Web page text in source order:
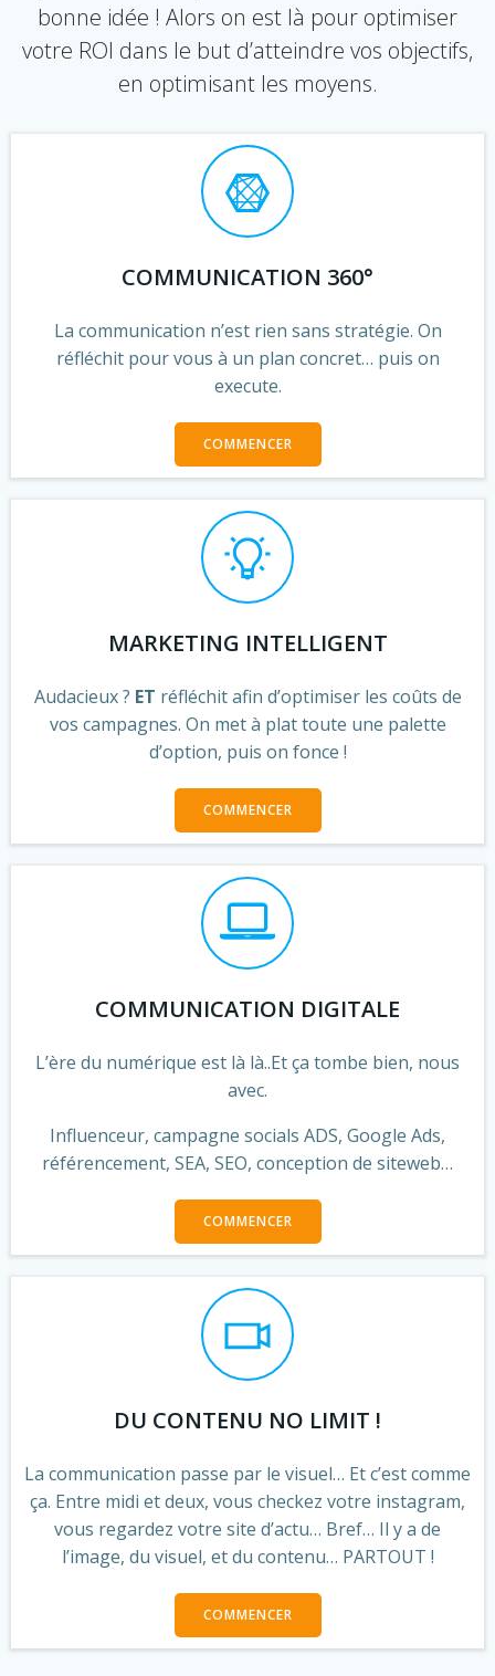
bonne idée ! Alors on est là pour optimiser
votre ROI dans le but d’atteindre vos objectifs,
en optimisant les moyens.
COMMUNICATION 360°
La communication n’est rien sans stratégie. On
réfléchit pour vous à un plan concret… puis on
execute.
COMMENCER
MARKETING INTELLIGENT
Audacieux ? ET réfléchit afin d’optimiser les coûts de
vos campagnes. On met à plat toute une palette
d’option, puis on fonce !
COMMENCER
COMMUNICATION DIGITALE
L’ère du numérique est là là..Et ça tombe bien, nous
avec.
Influenceur, campagne socials ADS, Google Ads,
référencement, SEA, SEO, conception de siteweb…
COMMENCER
DU CONTENU NO LIMIT !
La communication passe par le visuel… Et c’est comme
ça. Entre midi et deux, vous checkez votre instagram,
vous regardez votre site d’actu… Bref… Il y a de
l’image, du visuel, et du contenu… PARTOUT !
COMMENCER